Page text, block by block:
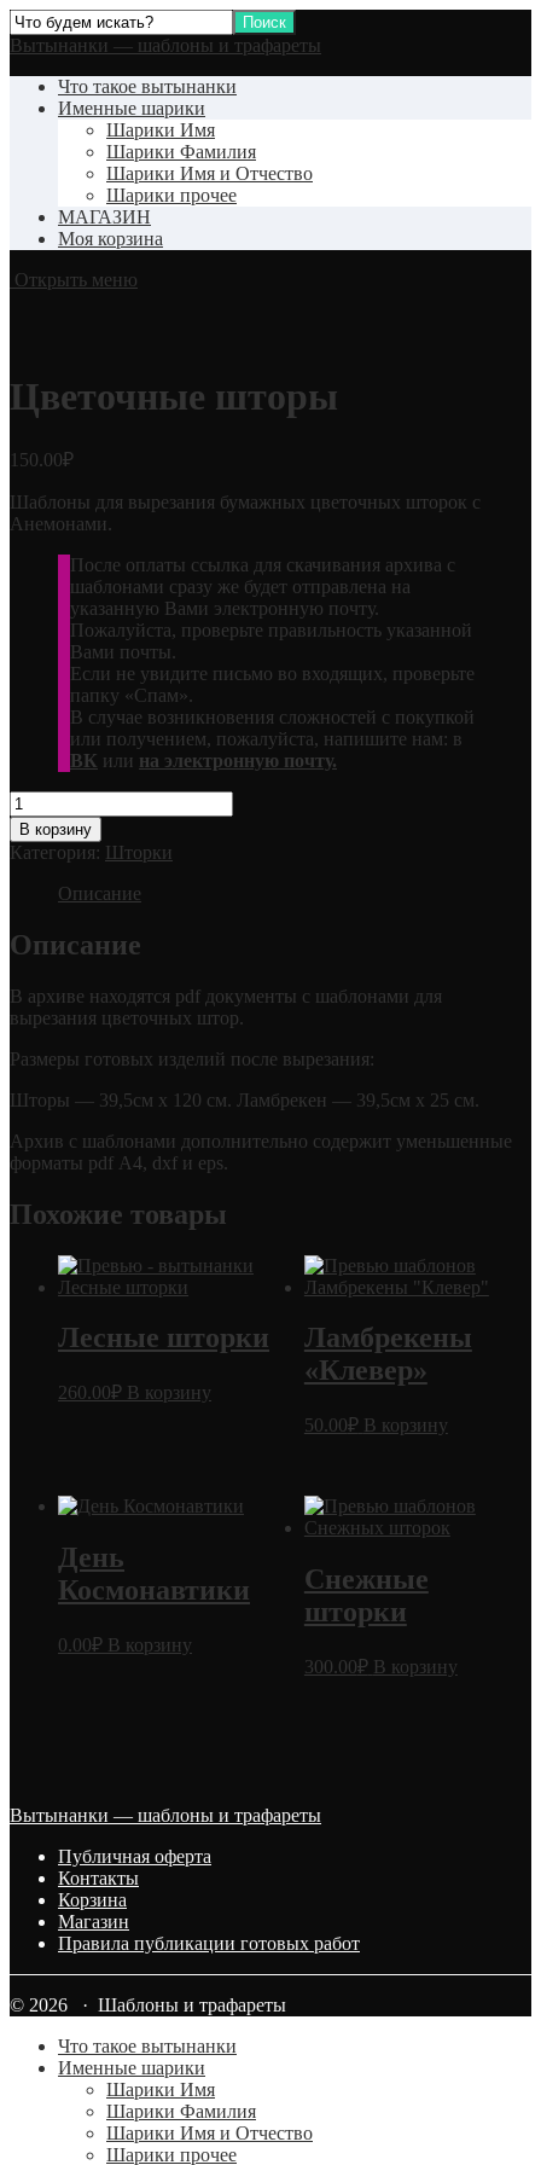
Вытынанки — шаблоны и трафареты
Что такое вытынанки
Именные шарики
Шарики Имя
Шарики Фамилия
Шарики Имя и Отчество
Шарики прочее
МАГАЗИН
Моя корзина
Открыть меню
Цветочные шторы
150.00₽
Шаблоны для вырезания бумажных цветочных шторок с
Анемонами.
После оплаты ссылка для скачивания архива с
шаблонами сразу же будет отправлена на
указанную Вами электронную почту.
Пожалуйста, проверьте правильность указанной
Вами почты.
Если не увидите письмо во входящих, проверьте
папку «Спам».
В случае возникновения сложностей с покупкой
или получением, пожалуйста, напишите нам: в
ВК или на электронную почту.
Количество
товара
Цветочные
шторы
В корзину
Категория: Шторки
Описание
Описание
В архиве находятся pdf документы с шаблонами для
вырезания цветочных штор.
Размеры готовых изделий после вырезания:
Шторы — 39,5см х 120 см. Ламбрекен — 39,5см х 25 см.
Архив с шаблонами дополнительно содержит уменьшенные
форматы pdf А4, dxf и eps.
Похожие товары
Лесные шторки
260.00₽ В корзину
Ламбрекены
«Клевер»
50.00₽ В корзину
День
Космонавтики
0.00₽ В корзину
Снежные
шторки
300.00₽ В корзину
Вытынанки — шаблоны и трафареты
Публичная оферта
Контакты
Корзина
Магазин
Правила публикации готовых работ
© 2026 · Шаблоны и трафареты
Что такое вытынанки
Именные шарики
Шарики Имя
Шарики Фамилия
Шарики Имя и Отчество
Шарики прочее